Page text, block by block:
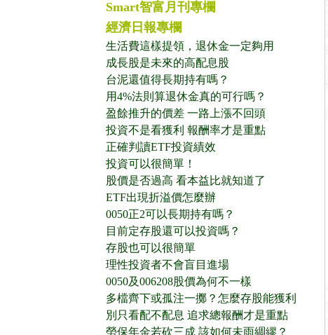
Smart智富月刊專欄
經濟日報專欄
生活費這樣提領，退休金一定夠用
成長股是未來的高配息股
台泥還值得長期持有嗎？
用4%法則算退休金真的可行嗎？
盈餘推升的價差 一路上漲不回頭
投資不是看獲利 報酬率才是重點
正確判讀ETF投資績效
投資可以很簡單！
股價是否過高 看本益比就知道了
ETF出現折溢價怎麼辦
0050正2可以長期持有嗎？
目前定存股還可以投資嗎？
存股也可以很簡單
理性投資者不會盲目進場
0050及006208股價為何不一樣
多檔齊下或孤注一擲？怎麼存股能獲利
別只看配不配息 追求總報酬才是重點
勞保年金若砍三成 該如何未雨綢繆？